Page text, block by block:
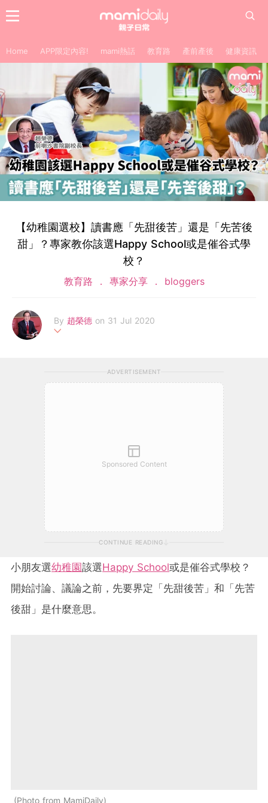
Home APP限定內容! mami熱話 教育路 產前產後 健康資訊
【幼稚園選校】讀書應「先甜後苦」還是「先苦後
甜」？專家教你該選Happy School或是催谷式學
校？
教育路 專家分享 bloggers
By 趙榮德 on 31 Jul 2020
有専欄刊豋在各大報章雜誌，著作有《2020質優免費幼稚園》、
《2020小學升學一本通》、《不一樣的家長》等二十八本。
ADVERTISEMENT
Sponsored Content
CONTINUE READING
小朋友選幼稚園該選Happy School或是催谷式學校？
開始討論、議論之前，先要界定「先甜後苦」和「先苦
後甜」是什麼意思。
Photo from MamiDaily